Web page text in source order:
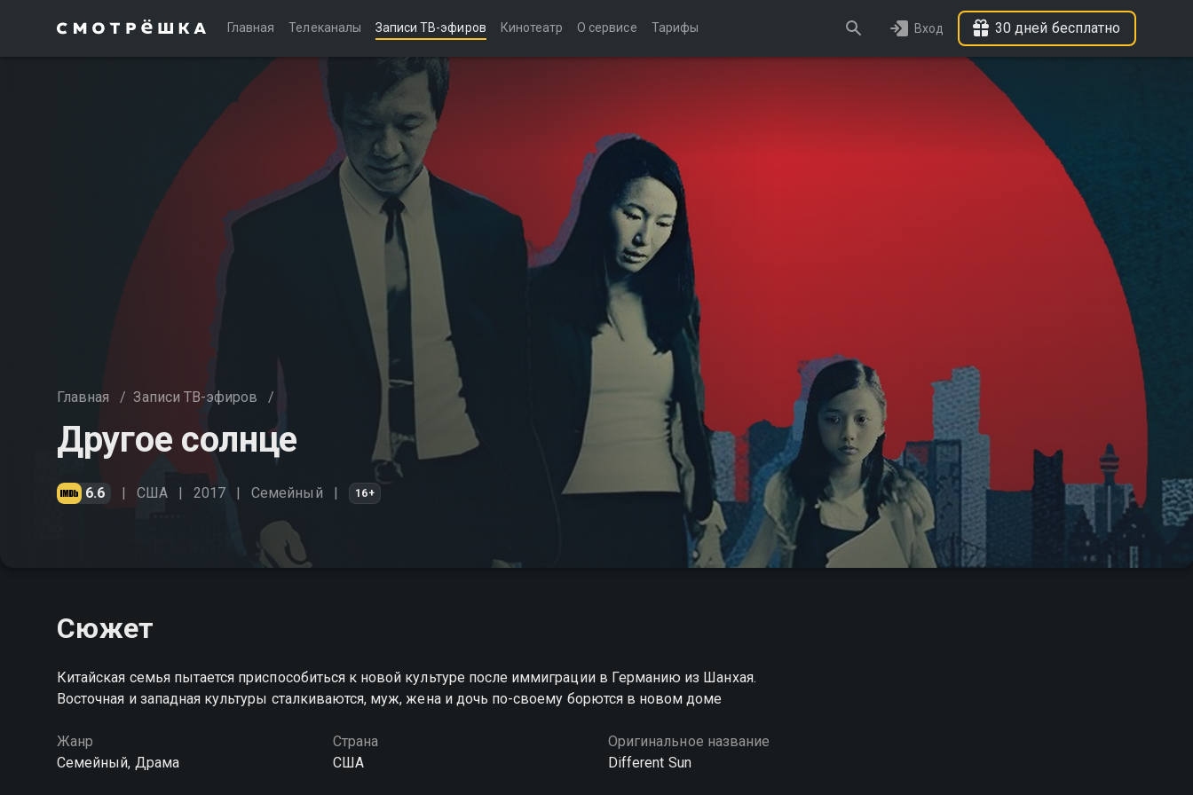
Главная Телеканалы Записи ТВ-эфиров Кинотеатр О сервисе Тарифы Вход 30 дней бесплатно
Главная / Записи ТВ-эфиров /
Другое солнце
6.6 США 2017 Cемейный 16+
Сюжет
Китайская семья пытается приспособиться к новой культуре после иммиграции в Германию из Шанхая.
Восточная и западная культуры сталкиваются, муж, жена и дочь по-своему борются в новом доме
Жанр
Cемейный, Драма
Страна
США
Оригинальное название
Different Sun